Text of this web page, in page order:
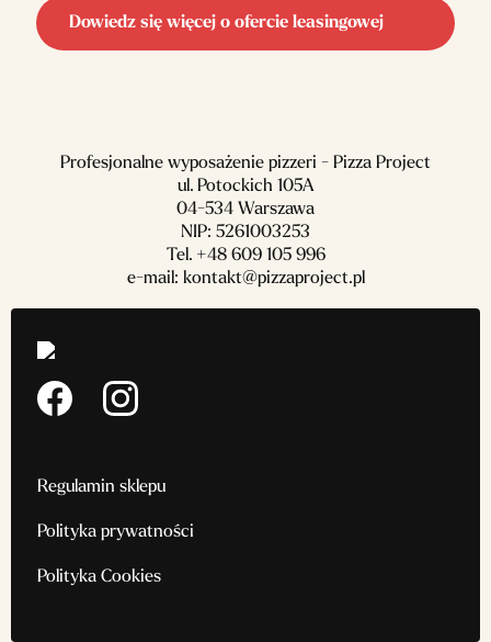
Dowiedz się więcej o ofercie leasingowej
Profesjonalne wyposażenie pizzeri - Pizza Project
ul. Potockich 105A
04-534 Warszawa
NIP: 5261003253
Tel. +48 609 105 996
e-mail: kontakt@pizzaproject.pl
Regulamin sklepu
Polityka prywatności
Polityka Cookies